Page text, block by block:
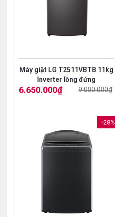
Máy giặt LG T2511VBTB 11kg
Inverter lồng đứng
9.000.000₫
Giá
6.650.000₫
Giá
-28%